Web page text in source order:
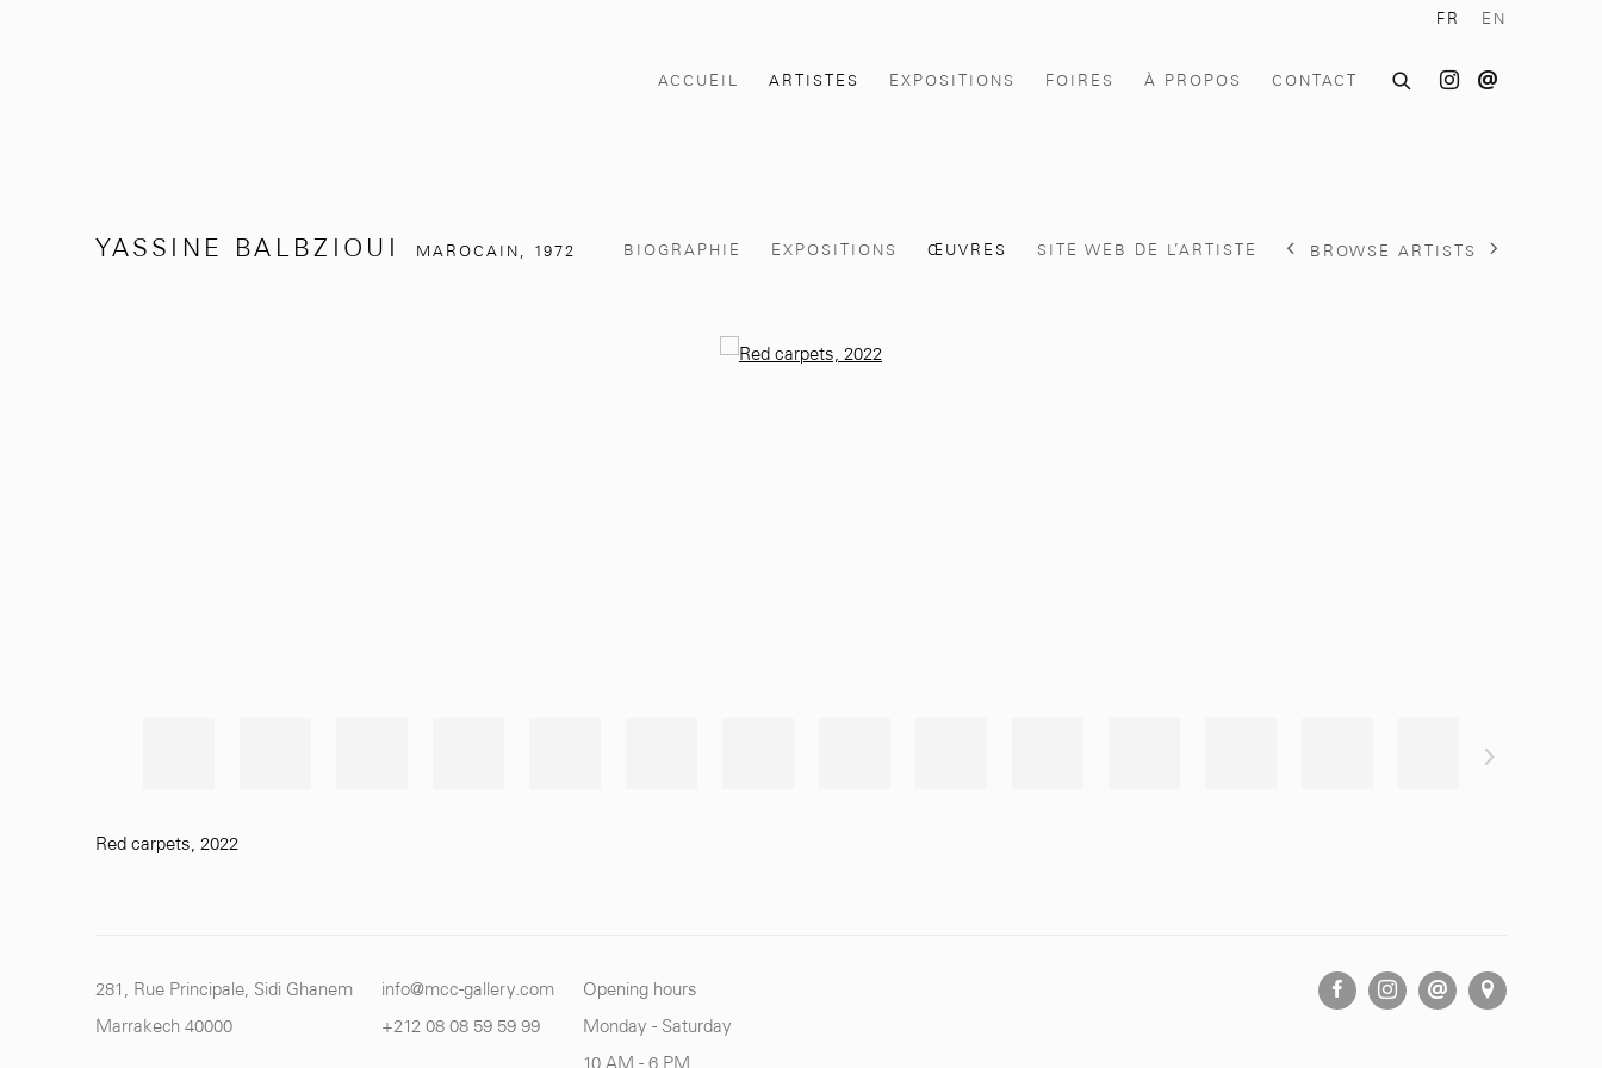
ACCUEIL ARTISTES EXPOSITIONS FOIRES À PROPOS CONTACT
FR EN
YASSINE BALBZIOUI MAROCAIN, 1972 BIOGRAPHIE EXPOSITIONS ŒUVRES SITE WEB DE L’ARTISTE BROWSE ARTISTS
Red carpets, 2022
281, Rue Principale, Sidi Ghanem
Marrakech 40000
info@mcc-gallery.com
+212 08 08 59 59 99
Opening hours
Monday - Saturday